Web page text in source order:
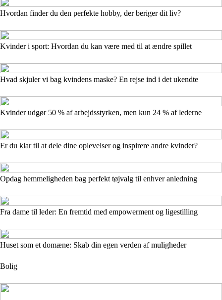
Hvordan finder du den perfekte hobby, der beriger dit liv?
Kvinder i sport: Hvordan du kan være med til at ændre spillet
Hvad skjuler vi bag kvindens maske? En rejse ind i det ukendte
Kvinder udgør 50 % af arbejdsstyrken, men kun 24 % af lederne
Er du klar til at dele dine oplevelser og inspirere andre kvinder?
Opdag hemmeligheden bag perfekt tøjvalg til enhver anledning
Fra dame til leder: En fremtid med empowerment og ligestilling
Huset som et domæne: Skab din egen verden af muligheder
Bolig